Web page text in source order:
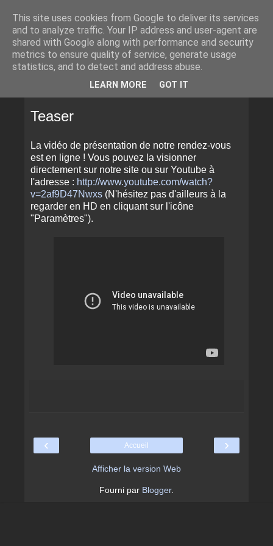
Teaser
La vidéo de présentation de notre rendez-vous
est en ligne ! Vous pouvez la visionner
directement sur notre site ou sur Youtube à
l'adresse : http://www.youtube.com/watch?
v=2af9D47Nwxs (N'hésitez pas d'ailleurs à la
regarder en HD en cliquant sur l'icône
"Paramètres").
‹ ›
Accueil
Afficher la version Web
Fourni par Blogger.
This site uses cookies from Google to deliver its services
and to analyze traffic. Your IP address and user-agent are
shared with Google along with performance and security
metrics to ensure quality of service, generate usage
statistics, and to detect and address abuse.
LEARN MORE GOT IT